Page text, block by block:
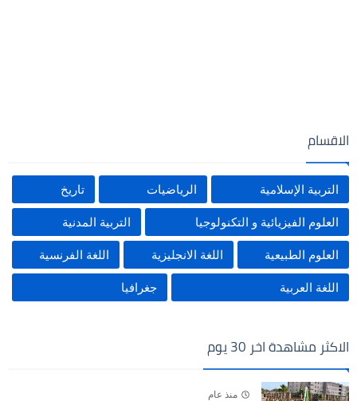
الاقسام
التربية الإسلامية الرياضيات تاريخ
العلوم الفيزيائية و التكنولوجيا التربية المدنية
العلوم الطبيعية اللغة الانجليزية اللغة الفرنسية
اللغة العربية جغرافيا
الاكثر مشاهدة اخر 30 يوم
منذ عام